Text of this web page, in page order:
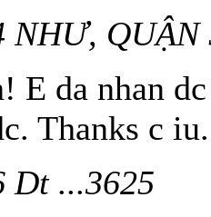
NHƯ, QUẬN
E da nhan
Thanks c
Dt ...3625